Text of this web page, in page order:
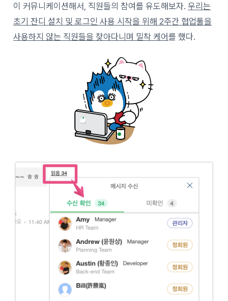
이 커뮤니케이션해서, 직원들의 참여를 유도해보자.우리는
초기 잔디 설치 및 로그인 사용 시작을 위해 2주간 협업툴을
사용하지 않는 직원들을 찾아다니며 밀착 케어를 했다.